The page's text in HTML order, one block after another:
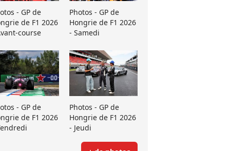
- GP de
de F1 2026
course
Photos - GP de
Hongrie de F1 2026
- Samedi
- GP de
de F1 2026
Photos - GP de
Hongrie de F1 2026
- Jeudi